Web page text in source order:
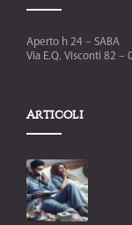
Aperto h 24 – SABA
Via E.Q. Visconti 82 –
Articoli